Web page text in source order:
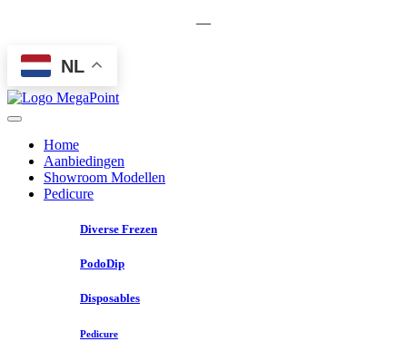
—
NL
Home
Aanbiedingen
Showroom Modellen
Pedicure
Diverse Frezen
PodoDip
Disposables
Pedicure